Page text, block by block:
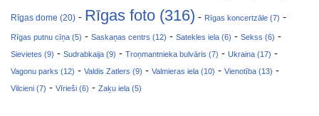
Rīgas dome (20) - Rīgas foto (316) - Rīgas koncertzāle (7) -
Rīgas putnu cīņa (5) - Saskaņas centrs (12) - Satekles iela (6) - Sekss (6) -
Sievietes (9) - Sudrabkaija (9) - Troņmantnieka bulvāris (7) - Ukraina (17) -
Vagonu parks (12) - Valdis Zatlers (9) - Valmieras iela (10) - Vienotība (13) -
Vilcieni (7) - Vīrieši (6) - Zaķu iela (5)